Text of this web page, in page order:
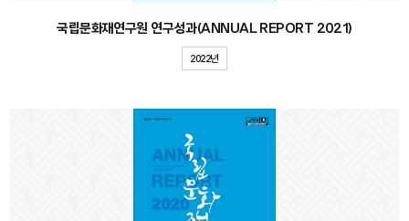
국립문화재연구원 연구성과(ANNUAL REPORT 2021)
2022년